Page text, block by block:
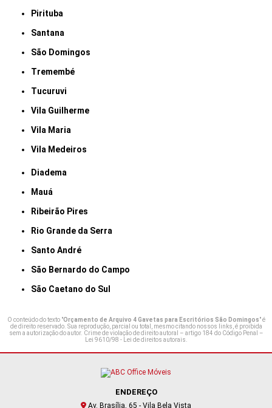
Pirituba
Santana
São Domingos
Tremembé
Tucuruvi
Vila Guilherme
Vila Maria
Vila Medeiros
Diadema
Mauá
Ribeirão Pires
Rio Grande da Serra
Santo André
São Bernardo do Campo
São Caetano do Sul
O conteúdo do texto "Orçamento de Arquivo 4 Gavetas para Escritórios São Domingos" é
de direito reservado. Sua reprodução, parcial ou total, mesmo citando nossos links, é proibida
sem a autorização do autor. Crime de violação de direito autoral – artigo 184 do Código Penal –
Lei 9610/98 - Lei de direitos autorais.
ENDEREÇO
Av. Brasília, 65 - Vila Bela Vista